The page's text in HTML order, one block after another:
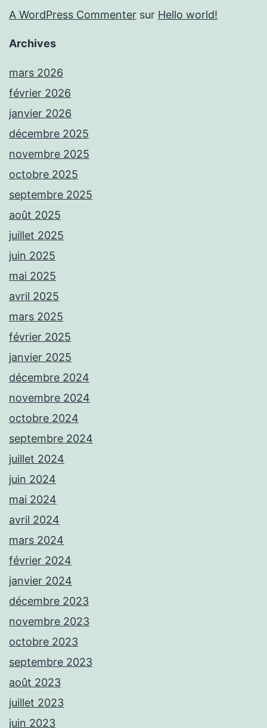
A WordPress Commenter sur Hello world!
Archives
mars 2026
février 2026
janvier 2026
décembre 2025
novembre 2025
octobre 2025
septembre 2025
août 2025
juillet 2025
juin 2025
mai 2025
avril 2025
mars 2025
février 2025
janvier 2025
décembre 2024
novembre 2024
octobre 2024
septembre 2024
juillet 2024
juin 2024
mai 2024
avril 2024
mars 2024
février 2024
janvier 2024
décembre 2023
novembre 2023
octobre 2023
septembre 2023
août 2023
juillet 2023
juin 2023